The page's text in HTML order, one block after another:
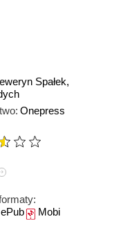
Spałek,
Onepress
Mobi